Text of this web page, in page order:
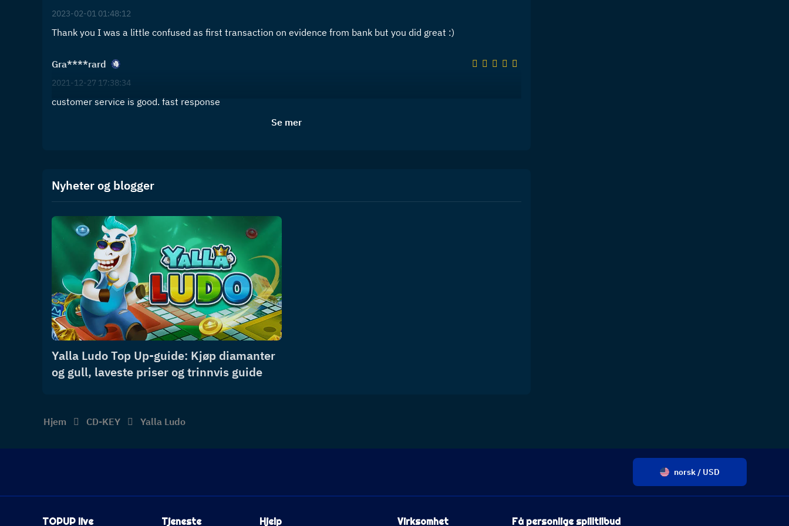
2023-02-01 01:48:12
Thank you I was a little confused as first transaction on evidence from bank but you did great :)
Gra****rard
2021-12-27 17:38:34
customer service is good. fast response
Se mer
Nyheter og blogger
Yalla Ludo Top Up-guide: Kjøp diamanter
og gull, laveste priser og trinnvis guide
Hjem CD-KEY Yalla Ludo
norsk / USD
TOPUP live Tjeneste Hjelp Virksomhet Få personlige spilltilbud